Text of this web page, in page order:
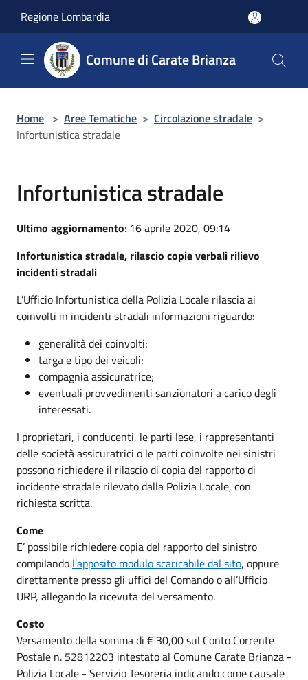
Regione Lombardia
Comune di Carate Brianza
Home > Aree Tematiche > Circolazione stradale >
Infortunistica stradale
Infortunistica stradale
Ultimo aggiornamento: 16 aprile 2020, 09:14
Infortunistica stradale, rilascio copie verbali rilievo
incidenti stradali
L’Ufficio Infortunistica della Polizia Locale rilascia ai
coinvolti in incidenti stradali informazioni riguardo:
generalità dei coinvolti;
targa e tipo dei veicoli;
compagnia assicuratrice;
eventuali provvedimenti sanzionatori a carico degli
interessati.
I proprietari, i conducenti, le parti lese, i rappresentanti
delle società assicuratrici o le parti coinvolte nei sinistri
possono richiedere il rilascio di copia del rapporto di
incidente stradale rilevato dalla Polizia Locale, con
richiesta scritta.
Come
E’ possibile richiedere copia del rapporto del sinistro
compilando l’apposito modulo scaricabile dal sito, oppure
direttamente presso gli uffici del Comando o all’Ufficio
URP, allegando la ricevuta del versamento.
Costo
Versamento della somma di € 30,00 sul Conto Corrente
Postale n. 52812203 intestato al Comune Carate Brianza -
Polizia Locale - Servizio Tesoreria indicando come causale